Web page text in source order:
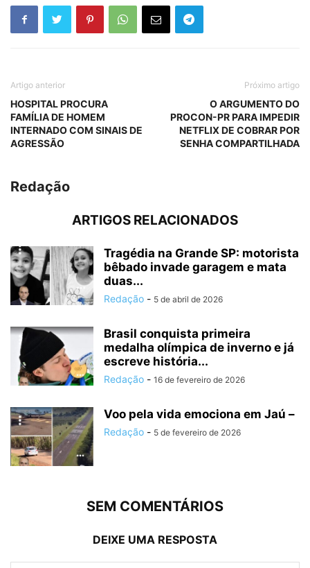
Artigo anterior
HOSPITAL PROCURA
FAMÍLIA DE HOMEM
INTERNADO COM SINAIS DE
AGRESSÃO
Próximo artigo
O ARGUMENTO DO
PROCON-PR PARA IMPEDIR
NETFLIX DE COBRAR POR
SENHA COMPARTILHADA
Redação
ARTIGOS RELACIONADOS
Tragédia na Grande SP: motorista
bêbado invade garagem e mata
duas...
Redação - 5 de abril de 2026
Brasil conquista primeira
medalha olímpica de inverno e já
escreve história...
Redação - 16 de fevereiro de 2026
Voo pela vida emociona em Jaú –
Redação - 5 de fevereiro de 2026
SEM COMENTÁRIOS
DEIXE UMA RESPOSTA